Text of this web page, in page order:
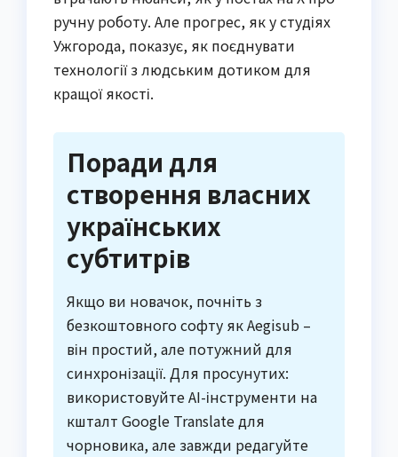
ручну роботу. Але прогрес, як у студіях
Ужгорода, показує, як поєднувати
технології з людським дотиком для
кращої якості.
Поради для
створення власних
українських
субтитрів
Якщо ви новачок, почніть з
безкоштовного софту як Aegisub –
він простий, але потужний для
синхронізації. Для просунутих:
використовуйте AI-інструменти на
кшталт Google Translate для
чорновика, але завжди редагуйте